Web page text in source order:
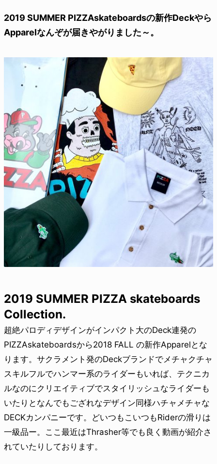
2019 SUMMER PIZZAskateboardsの新作Deckやら
Apparelなんぞが届きやがりました～。
2019 SUMMER PIZZA skateboards
Collection.
超絶パロディデザインがインパクト大のDeck連発の
PIZZAskateboardsから2018 FALL の新作Apparelとな
ります。サクラメント発のDeckブランドでメチャクチャ
スキルフルでハンマー系のライダーもいれば、テクニカ
ルなのにクリエイティブでスタイリッシュなライダーも
いたりとなんでもござれなデザイン同様ハチャメチャな
DECKカンパニーです。どいつもこいつもRiderの滑りは
一級品ー。ここ最近はThrasher等でも良く動画が紹介さ
れていたりしております。